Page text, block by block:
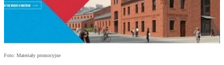
Foto: Materiały promocyjne